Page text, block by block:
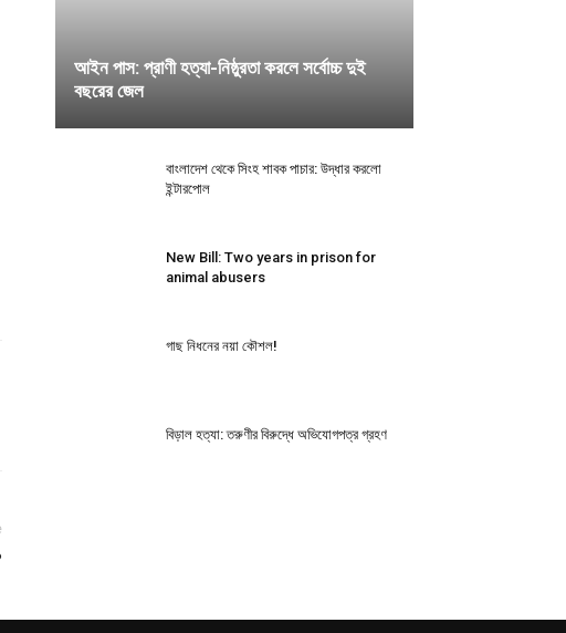
আইন পাস: প্রাণী হত্যা-নিষ্ঠুরতা করলে সর্বোচ্চ দুই
বছরের জেল
বাংলাদেশ থেকে সিংহ শাবক পাচার: উদ্ধার করলো
ইন্টারপোল
New Bill: Two years in prison for
animal abusers
গাছ নিধনের নয়া কৌশল!
বিড়াল হত্যা: তরুণীর বিরুদ্ধে অভিযোগপত্র গ্রহণ